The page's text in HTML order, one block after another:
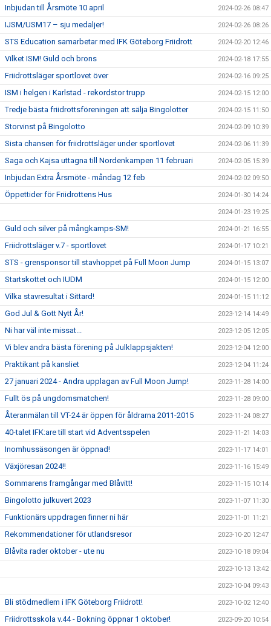
Inbjudan till Årsmöte 10 april 2024-02-26 08:47
IJSM/USM17 – sju medaljer! 2024-02-26 08:26
STS Education samarbetar med IFK Göteborg Friidrott 2024-02-20 12:46
Vilket ISM! Guld och brons 2024-02-18 17:55
Friidrottsläger sportlovet över 2024-02-16 09:25
ISM i helgen i Karlstad - rekordstor trupp 2024-02-15 12:00
Tredje bästa friidrottsföreningen att sälja Bingolotter 2024-02-15 11:50
Storvinst på Bingolotto 2024-02-09 10:39
Sista chansen för friidrottsläger under sportlovet 2024-02-06 11:39
Saga och Kajsa uttagna till Nordenkampen 11 februari 2024-02-05 15:39
Inbjudan Extra Årsmöte - måndag 12 feb 2024-02-02 09:50
Öppettider för Friidrottens Hus 2024-01-30 14:24
2024-01-23 19:25
Guld och silver på mångkamps-SM! 2024-01-21 16:55
Friidrottsläger v.7 - sportlovet 2024-01-17 10:21
STS - grensponsor till stavhoppet på Full Moon Jump 2024-01-15 13:07
Startskottet och IUDM 2024-01-15 12:00
Vilka stavresultat i Sittard! 2024-01-15 11:12
God Jul & Gott Nytt År! 2023-12-14 14:49
Ni har väl inte missat... 2023-12-05 12:05
Vi blev andra bästa förening på Julklappsjakten! 2023-12-04 12:00
Praktikant på kansliet 2023-12-04 11:24
27 januari 2024 - Andra upplagan av Full Moon Jump! 2023-11-28 14:00
Fullt ös på ungdomsmatchen! 2023-11-28 09:00
Återanmälan till VT-24 är öppen för åldrarna 2011-2015 2023-11-24 08:27
40-talet IFK:are till start vid Adventsspelen 2023-11-21 14:03
Inomhussäsongen är öppnad! 2023-11-17 14:01
Växjöresan 2024!! 2023-11-16 15:49
Sommarens framgångar med Blåvitt! 2023-11-15 10:14
Bingolotto julkuvert 2023 2023-11-07 11:30
Funktionärs uppdragen finner ni här 2023-11-01 11:21
Rekommendationer för utlandsresor 2023-10-20 12:47
Blåvita rader oktober - ute nu 2023-10-18 09:04
2023-10-13 13:42
2023-10-04 09:43
Bli stödmedlem i IFK Göteborg Friidrott! 2023-10-02 12:40
Friidrottsskola v.44 - Bokning öppnar 1 oktober! 2023-09-20 10:54